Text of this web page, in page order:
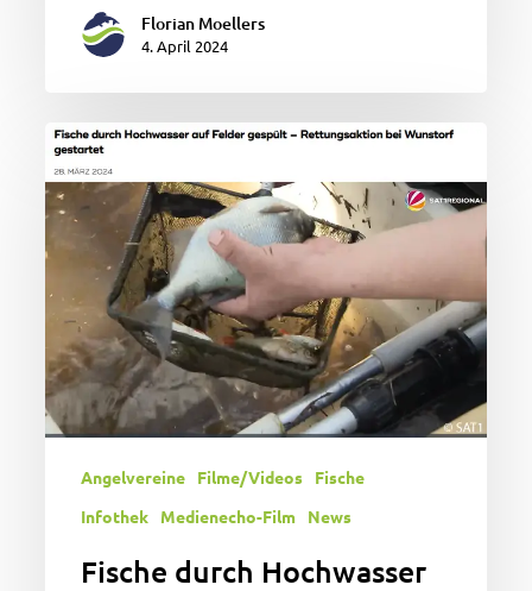
Florian Moellers
4. April 2024
Fische
durch
Hochwasser
auf
Felder
gespült
Rettungsaktion
bei
Wunstorf
gestartet
Angelvereine Filme/Videos
Fische
Infothek
Medienecho-Film News
Fische durch Hochwasser